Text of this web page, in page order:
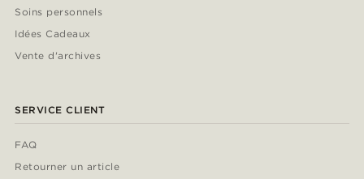
Soins personnels
Idées Cadeaux
Vente d'archives
SERVICE CLIENT
FAQ
Retourner un article